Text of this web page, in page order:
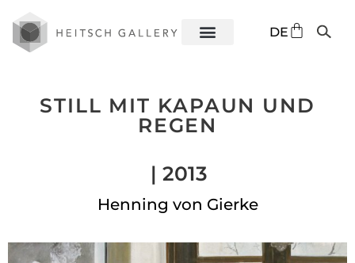
DE
ES
STILL MIT KAPAUN UND
REGEN
| 2013
Henning von Gierke